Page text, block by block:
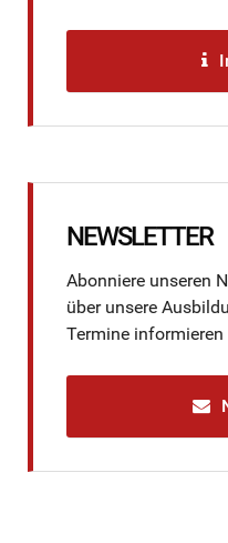
NEWSLETTER
Abonniere unseren
über unsere
Termine informieren